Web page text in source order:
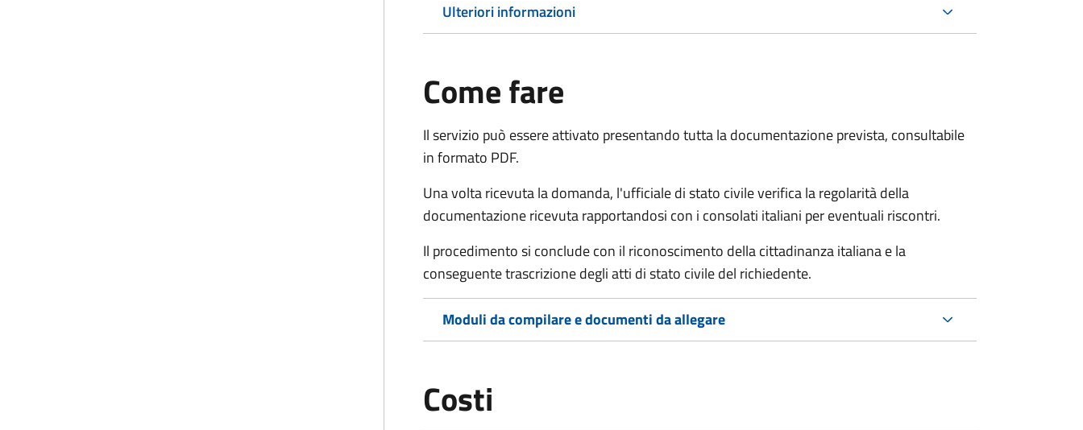
Ulteriori informazioni
Come fare
Il servizio può essere attivato presentando tutta la documentazione prevista, consultabile
in formato PDF.
Una volta ricevuta la domanda, l'ufficiale di stato civile verifica la regolarità della
documentazione ricevuta rapportandosi con i consolati italiani per eventuali riscontri.
Il procedimento si conclude con il riconoscimento della cittadinanza italiana e la
conseguente trascrizione degli atti di stato civile del richiedente.
Moduli da compilare e documenti da allegare
Costi